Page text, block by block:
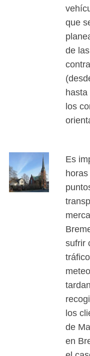
que
de
hasta
los
Es
sufrir
los
de
en